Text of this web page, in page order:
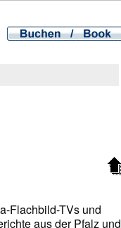
Flachbild-TVs und
aus der Pfalz und